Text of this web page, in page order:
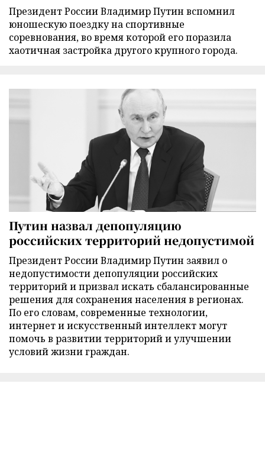
Президент России Владимир Путин вспомнил
юношескую поездку на спортивные
соревнования, во время которой его поразила
хаотичная застройка другого крупного города.
Путин назвал депопуляцию
российских территорий недопустимой
Президент России Владимир Путин заявил о
недопустимости депопуляции российских
территорий и призвал искать сбалансированные
решения для сохранения населения в регионах.
По его словам, современные технологии,
интернет и искусственный интеллект могут
помочь в развитии территорий и улучшении
условий жизни граждан.